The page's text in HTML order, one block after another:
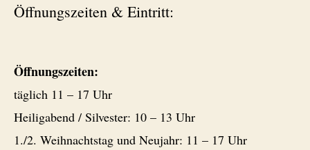
Öffnungszeiten & Eintritt:
Öffnungszeiten:
täglich 11 – 17 Uhr
Heiligabend / Silvester: 10 – 13 Uhr
1./2. Weihnachtstag und Neujahr: 11 – 17 Uhr